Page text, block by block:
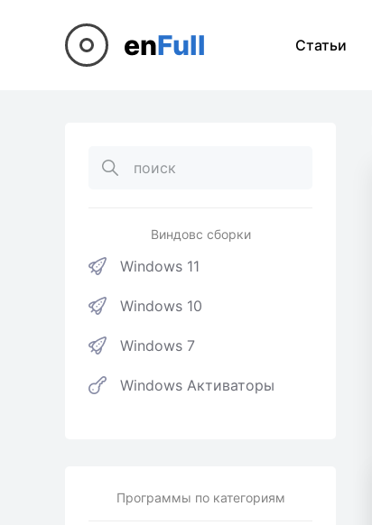
enFull Статьи
Виндовс сборки
Windows 11
Windows 10
Windows 7
Windows Активаторы
Программы по категориям